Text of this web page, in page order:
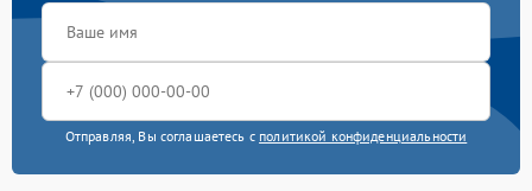
Отправляя, Вы соглашаетесь с политикой конфиденциальности